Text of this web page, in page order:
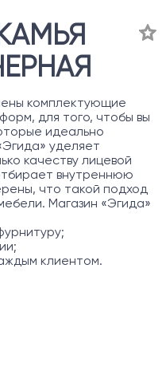
комплектующие
для того, чтобы вы
идеально
уделяет
качеству лицевой
внутреннюю
что такой подход
Магазин «Эгида»
клиентом.